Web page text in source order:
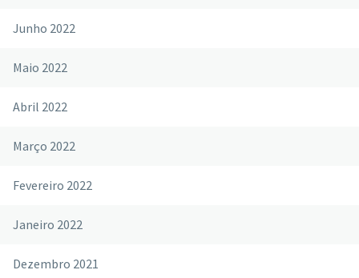
Junho 2022
Maio 2022
Abril 2022
Março 2022
Fevereiro 2022
Janeiro 2022
Dezembro 2021